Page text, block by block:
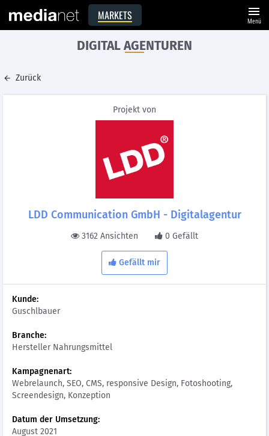
MARKETS menu
Menü
DIGITAL AGENTUREN
Zurück
Projekt von
LDD Communication GmbH - Digitalagentur
3162 Ansichten 0 Gefällt
Gefällt mir
Kunde:
Guschlbauer
Branche:
Hersteller Nahrungsmittel
Kampagnenart:
Webrelaunch, SEO, CMS, responsive Design, Fotoshooting,
Screendesign, Konzeption
Datum der Umsetzung:
August 2021